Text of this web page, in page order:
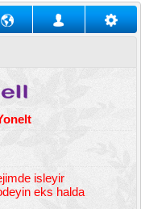
isleyir
eks halda